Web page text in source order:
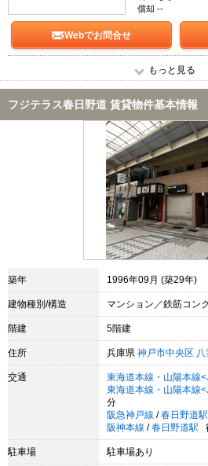
償却 --
Webでお問合せ
もっと見る
フジテラス春日野道 賃貸物件基本情報
築年 1996年09月 (築29年)
建物種別/構造 マンション／鉄筋コン
階建 5階建
住所 兵庫県 神戸市中央区 八
交通 東海道本線・山陽本線
東海道本線・山陽本線
分
阪急神戸線 / 春日野道駅
阪神本線 / 春日野道駅
駐車場 駐車場あり